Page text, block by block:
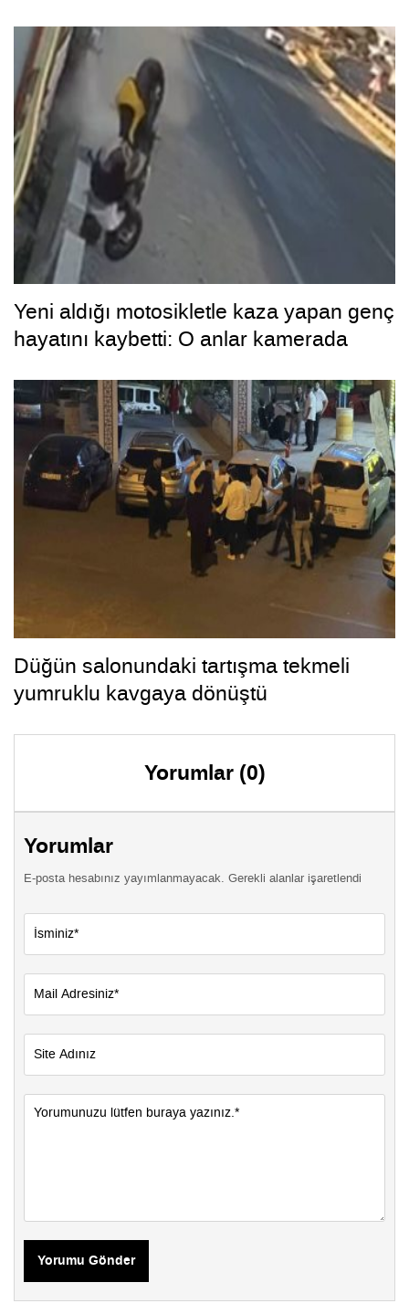
Yeni aldığı motosikletle kaza yapan genç
hayatını kaybetti: O anlar kamerada
Düğün salonundaki tartışma tekmeli
yumruklu kavgaya dönüştü
Yorumlar (0)
Yorumlar
E-posta hesabınız yayımlanmayacak. Gerekli alanlar işaretlendi
Yorumu Gönder